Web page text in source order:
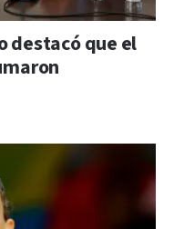
destacó que el